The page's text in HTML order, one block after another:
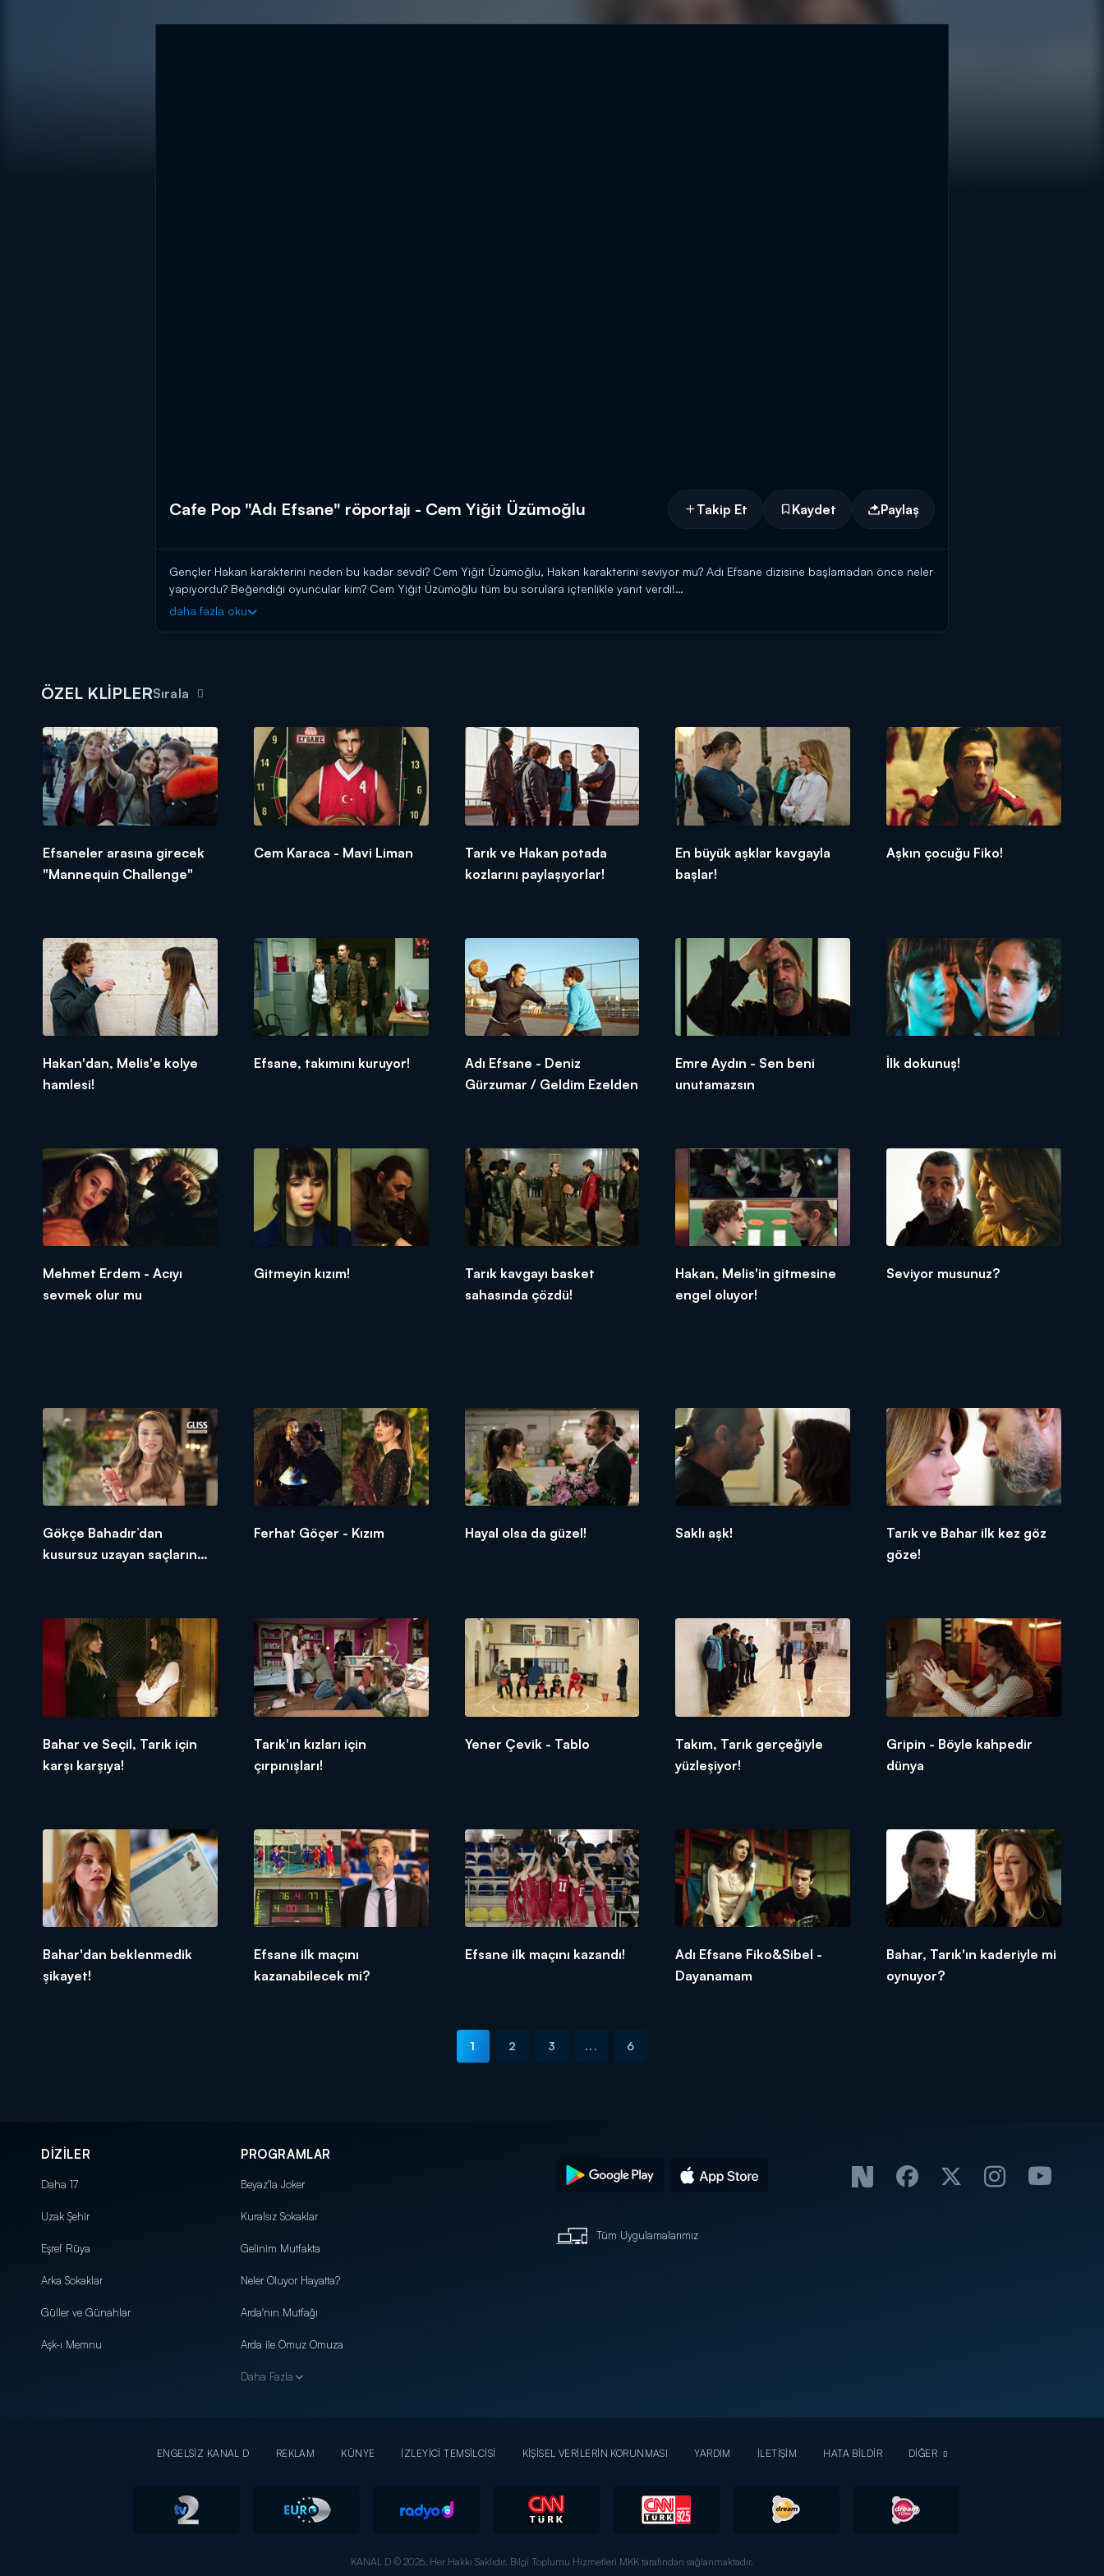
Cafe Pop "Adı Efsane" röportajı - Cem Yiğit Üzümoğlu Takip Et Kaydet Paylaş
Gençler Hakan karakterini neden bu kadar sevdi? Cem Yiğit Üzümoğlu, Hakan karakterini seviyor mu? Adı Efsane dizisine başlamadan önce neler
yapıyordu? Beğendiği oyuncular kim? Cem Yiğit Üzümoğlu tüm bu sorulara içtenlikle yanıt verdi!
daha fazla oku
ÖZEL KLİPLERSırala
Efsaneler arasına girecek
"Mannequin Challenge"
Cem Karaca - Mavi Liman
Tarık ve Hakan potada
kozlarını paylaşıyorlar!
En büyük aşklar kavgayla
başlar!
Aşkın çocuğu Fiko!
Hakan'dan, Melis'e kolye
hamlesi!
Efsane, takımını kuruyor!
Adı Efsane - Deniz
Gürzumar / Geldim Ezelden
Emre Aydın - Sen beni
unutamazsın
İlk dokunuş!
Mehmet Erdem - Acıyı
sevmek olur mu
Gitmeyin kızım!
Tarık kavgayı basket
sahasında çözdü!
Hakan, Melis'in gitmesine
engel oluyor!
Seviyor musunuz?
Gökçe Bahadır’dan
kusursuz uzayan saçların
Ferhat Göçer - Kızım Hayal olsa da güzel! Saklı aşk!
Tarık ve Bahar ilk kez göz
göze!
Bahar ve Seçil, Tarık için
karşı karşıya!
Tarık'ın kızları için
çırpınışları!
Yener Çevik - Tablo
Takım, Tarık gerçeğiyle
yüzleşiyor!
Gripin - Böyle kahpedir
dünya
Bahar'dan beklenmedik
şikayet!
Efsane ilk maçını
kazanabilecek mi?
Efsane ilk maçını kazandı!
Adı Efsane Fiko&Sibel -
Dayanamam
Bahar, Tarık'ın kaderiyle mi
oynuyor?
1 2 3 ... 6
DİZİLER
Daha 17
Uzak Şehir
Eşref Rüya
Arka Sokaklar
Güller ve Günahlar
Aşk-ı Memnu
PROGRAMLAR
Beyaz'la Joker
Kuralsız Sokaklar
Gelinim Mutfakta
Neler Oluyor Hayatta?
Arda'nın Mutfağı
Arda ile Omuz Omuza
Daha Fazla
Tüm Uygulamalarımız
ENGELSİZ KANAL D REKLAM KÜNYE İZLEYİCİ TEMSİLCİSİ KİŞİSEL VERİLERİN KORUNMASI YARDIM İLETİŞİM HATA BİLDİR DİĞER
KANAL D © 2026. Her Hakkı Saklıdır. Bilgi Toplumu Hizmetleri MKK tarafından sağlanmaktadır.